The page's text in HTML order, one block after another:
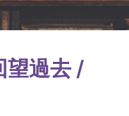
望過去 /